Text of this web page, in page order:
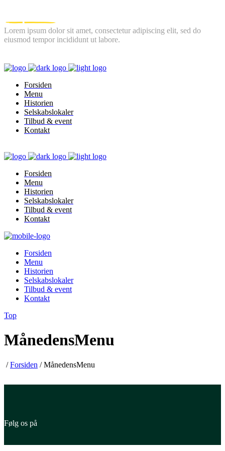
Lorem ipsum dolor sit amet, consectetur adipiscing elit, sed do
eiusmod tempor incididunt ut labore.
Forsiden
Menu
Historien
Selskabslokaler
Tilbud & event
Kontakt
Forsiden
Menu
Historien
Selskabslokaler
Tilbud & event
Kontakt
Forsiden
Menu
Historien
Selskabslokaler
Tilbud & event
Kontakt
Top
MånedensMenu
/Forsiden /MånedensMenu
Følg os på